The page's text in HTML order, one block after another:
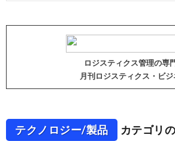
ロジスティクス管理の専
月刊ロジスティクス・ビジ
テクノロジー/製品 カテゴリ